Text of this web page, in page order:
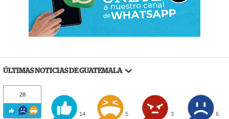
ÚLTIMAS NOTICIAS DE GUATEMALA
28
14 5 3 6